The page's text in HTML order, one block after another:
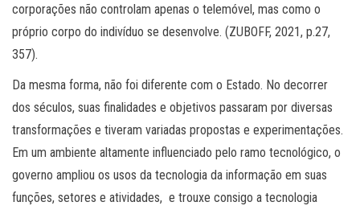
corporações não controlam apenas o telemóvel, mas como o
próprio corpo do indivíduo se desenvolve. (ZUBOFF, 2021, p.27,
357).
Da mesma forma, não foi diferente com o Estado. No decorrer
dos séculos, suas finalidades e objetivos passaram por diversas
transformações e tiveram variadas propostas e experimentações.
Em um ambiente altamente influenciado pelo ramo tecnológico, o
governo ampliou os usos da tecnologia da informação em suas
funções, setores e atividades, e trouxe consigo a tecnologia